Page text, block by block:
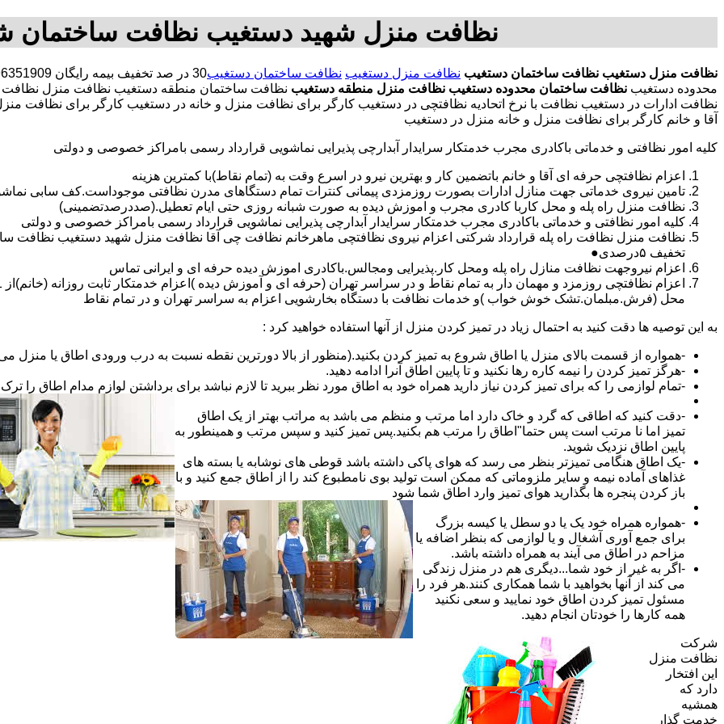
نظافت منزل شهید دستغیب نظافت ساختمان
نظافت منزل دستغیب نظافت ساختمان دستغیب نظافت منزل دستغیب نظافت ساختمان دستغیب
محدوده دستغیب نظافت ساختمان محدوده دستغیب نظافت منزل منطقه دستغیب نظافت ساختمان منطقه دستغیب نظافت منزل
نظافت ادارات در دستغیب نظافت با نرخ اتحادیه نظافتچی در دستغیب کارگر برای نظافت منزل و خانه در دستغیب کارگر برای
آقا و خانم کارگر برای نظافت منزل و خانه منزل در دستغیب
کلیه امور نظافتی و خدماتی باکادری مجرب خدمتکار سرایدار آبدارچی پذیرایی نماشویی قرارداد رسمی بامراکز خصوصی و دولتی
اعزام نظافتچی حرفه ای آقا و خانم باتضمین کار و بهترین نیرو در اسرع وقت به (تمام نقاط)با کمترین هزینه
تامین نیروی خدماتی جهت منازل ادارات بصورت روزمزدی پیمانی کنترات تمام دستگاهای مدرن نظافتی موجوداست.کف سابی
نظافت منزل راه پله و محل کاربا کادری مجرب و اموزش دیده به صورت شبانه روزی حتی ایام تعطیل.(صددرصدتضمینی)
کلیه امور نظافتی و خدماتی باکادری مجرب خدمتکار سرایدار آبدارچی پذیرایی نماشویی قرارداد رسمی بامراکز خصوصی و دولتی
نظافت منزل نظافت راه پله قرارداد شرکتی اعزام نیروی نظافتچی ماهرخانم نظافت چی آقا نظافت منزل شهید دستغیب نظافت
تخفیف ۵درصدی●
اعزام نیروجهت نظافت منازل راه پله ومحل کار.پذیرایی ومجالس.باکادری اموزش دیده حرفه ای و ایرانی تماس
محل (فرش.مبلمان.تشک خوش خواب )و خدمات نظافت با دستگاه بخارشویی اعزام به سراسر تهران و در تمام نقاط
به این توصیه ها دقت کنید به احتمال زیاد در تمیز کردن منزل از آنها استفاده خواهید کرد :
-همواره از قسمت بالای منزل یا اطاق شروع به تمیز کردن بکنید.(منظور از بالا دورترین نقطه نسبت به درب ورودی اطاق یا منزل
-هرگز تمیز کردن را نیمه کاره رها نکنید و تا پایین اطاق آنرا ادامه دهید.
-تمام لوازمی را که برای تمیز کردن نیاز دارید همراه خود به اطاق مورد نظر ببرید تا لازم نباشد برای برداشتن لوازم مدام اطاق را ترک
-دقت کنید که اطاقی که گرد و خاک دارد اما مرتب و منظم می باشد به مراتب بهتر از یک اطاق
تمیز اما نا مرتب است پس حتما"اطاق را مرتب هم بکنید.پس تمیز کنید و سپس مرتب و همینطور به
پایین اطاق نزدیک شوید.
-یک اطاق هنگامی تمیزتر بنظر می رسد که هوای پاکی داشته باشد قوطی های نوشابه یا بسته های
غذاهای آماده نیمه و سایر ملزوماتی که ممکن است تولید بوی نامطبوع کند را از اطاق جمع کنید و با
باز کردن پنجره ها بگذارید هوای تمیز وارد اطاق شما شود
-همواره همراه خود یک یا دو سطل یا کیسه بزرگ
برای جمع آوری آشغال و یا لوازمی که بنظر اضافه یا
مزاحم در اطاق می آیند به همراه داشته باشد.
-اگر به غیر از خود شما...دیگری هم در منزل زندگی
می کند از آنها بخواهید با شما همکاری کنند.هر فرد را
مسئول تمیز کردن اطاق خود نمایید و سعی نکنید
همه کارها را خودتان انجام دهید.
شرکت
نظافت منزل
این افتخار
دارد که
همشیه
خدمت گذار